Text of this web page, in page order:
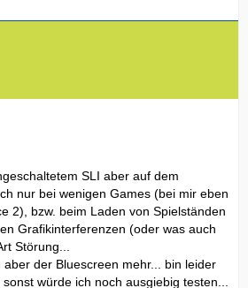
SLI aber auf dem
nur bei wenigen Games (bei mir eben
2), bzw. beim Laden von Spielständen
Grafikinterferenzen (oder was auch
Störung...
der Bluescreen mehr... bin leider
würde ich noch ausgiebig testen...